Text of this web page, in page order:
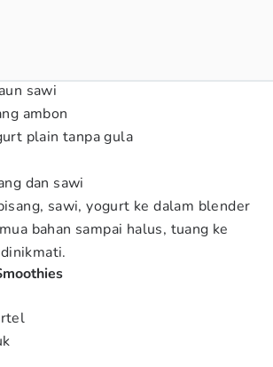
sawi
ambon
plain tanpa gula
dan sawi
sawi, yogurt ke dalam blender
bahan sampai halus, tuang ke